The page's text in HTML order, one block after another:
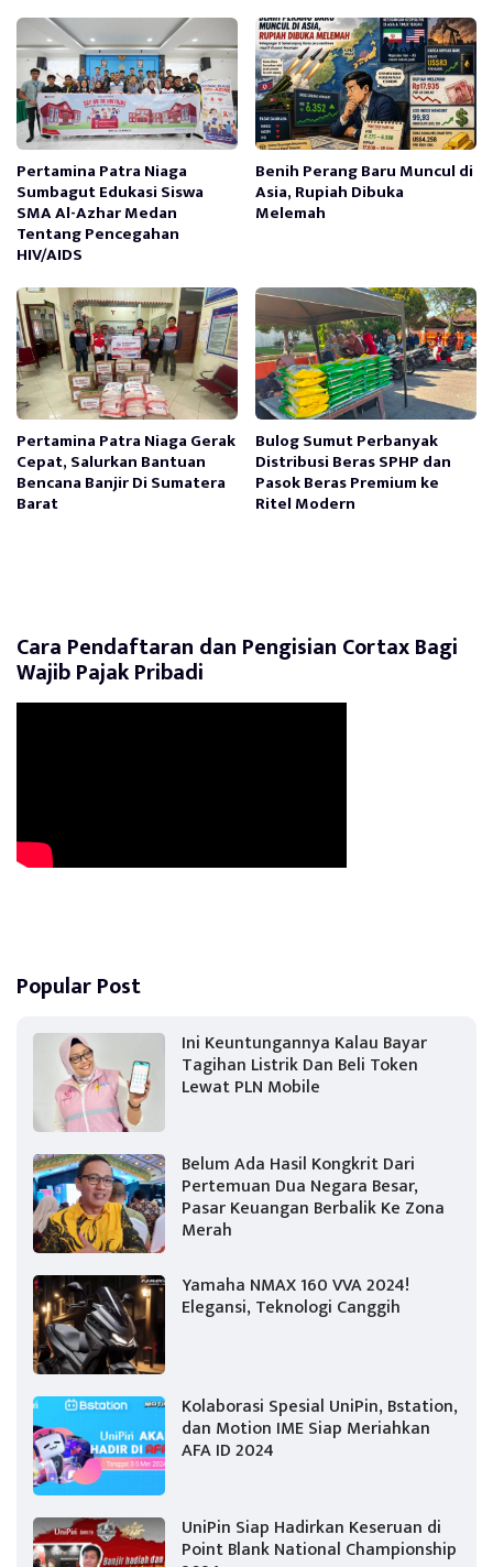
Pertamina Patra Niaga
Sumbagut Edukasi Siswa
SMA Al-Azhar Medan
Tentang Pencegahan
HIV/AIDS
Benih Perang Baru Muncul di
Asia, Rupiah Dibuka
Melemah
Pertamina Patra Niaga Gerak
Cepat, Salurkan Bantuan
Bencana Banjir Di Sumatera
Barat
Bulog Sumut Perbanyak
Distribusi Beras SPHP dan
Pasok Beras Premium ke
Ritel Modern
Cara Pendaftaran dan Pengisian Cortax Bagi
Wajib Pajak Pribadi
Popular Post
Ini Keuntungannya Kalau Bayar
Tagihan Listrik Dan Beli Token
Lewat PLN Mobile
Belum Ada Hasil Kongkrit Dari
Pertemuan Dua Negara Besar,
Pasar Keuangan Berbalik Ke Zona
Merah
Yamaha NMAX 160 VVA 2024!
Elegansi, Teknologi Canggih
Kolaborasi Spesial UniPin, Bstation,
dan Motion IME Siap Meriahkan
AFA ID 2024
UniPin Siap Hadirkan Keseruan di
Point Blank National Championship